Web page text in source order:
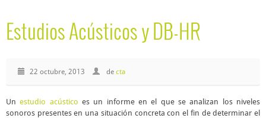
Estudios Acústicos y DB-HR
22 octubre, 2013 de cta
Unestudio acústico es un informe en el que se analizan los niveles
sonoros presentes en una situación concreta con el fin de determinar el